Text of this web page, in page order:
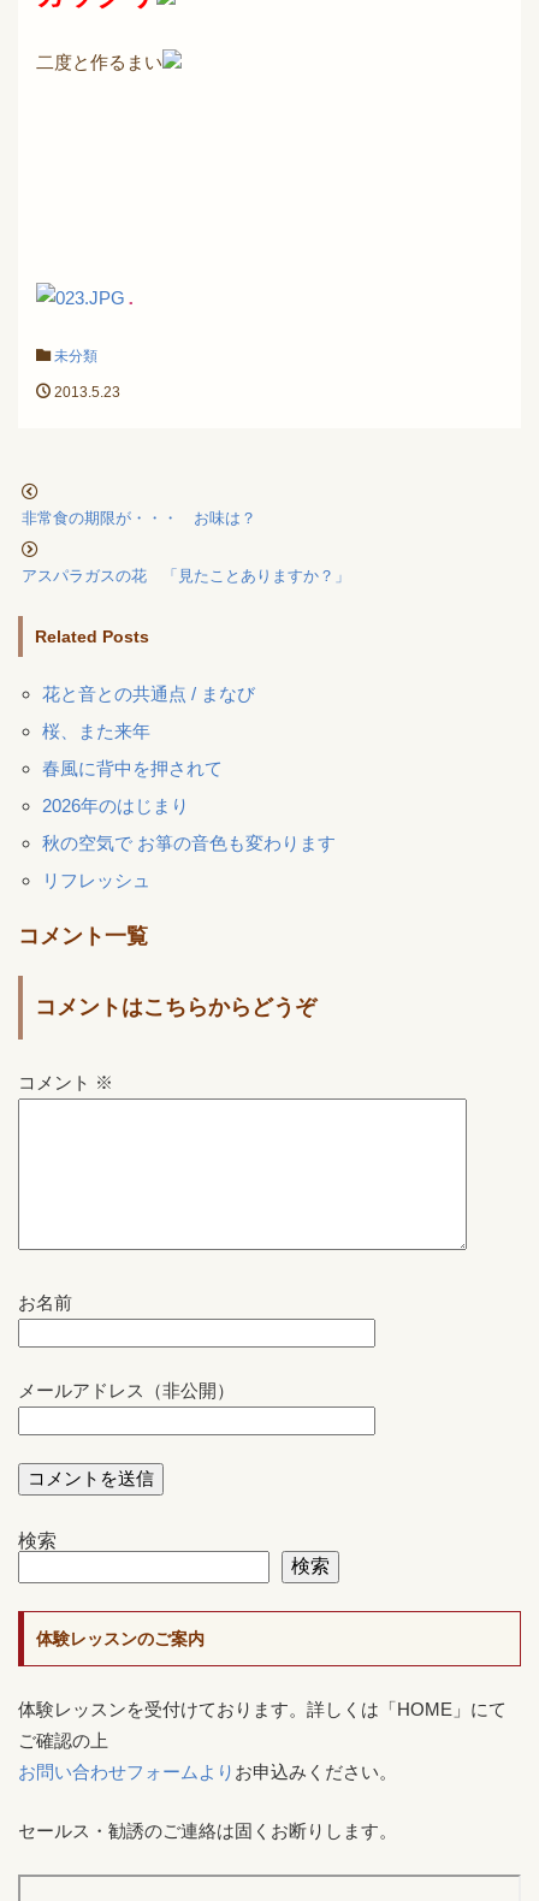
二度と作るまい
.
未分類
2013.5.23
非常食の期限が・・・ お味は？
アスパラガスの花 「見たことありますか？」
Related Posts
花と音との共通点 / まなび
桜、また来年
春風に背中を押されて
2026年のはじまり
秋の空気で お箏の音色も変わります
リフレッシュ
コメント一覧
コメントはこちらからどうぞ
コメント ※
お名前
メールアドレス（非公開）
検索
検索
体験レッスンのご案内
体験レッスンを受付けております。詳しくは「HOME」にて
ご確認の上
お問い合わせフォームより お申込みください。
セールス・勧誘のご連絡は固くお断りします。